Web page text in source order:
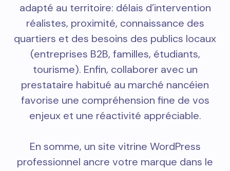
adapté au territoire: délais d’intervention
réalistes, proximité, connaissance des
quartiers et des besoins des publics locaux
(entreprises B2B, familles, étudiants,
tourisme). Enfin, collaborer avec un
prestataire habitué au marché nancéien
favorise une compréhension fine de vos
enjeux et une réactivité appréciable.
En somme, un site vitrine WordPress
professionnel ancre votre marque dans le